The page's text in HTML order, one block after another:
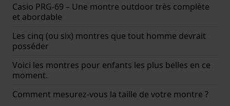
Casio PRG-69 – Une montre outdoor très complète
et abordable
Les cinq (ou six) montres que tout homme devrait
posséder
Voici les montres pour enfants les plus belles en ce
moment.
Comment mesurez-vous la taille de votre montre ?